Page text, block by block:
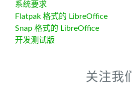
系统要求
Flatpak 格式的 LibreOffice
Snap 格式的 LibreOffice
开发测试版
关注我们